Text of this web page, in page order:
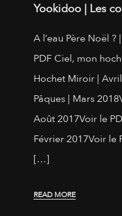
Yookidoo | Les
A l’eau Père Noël
PDF Ciel, mon
Hochet Miroir |
Pâques | Mars
Août 2017Voir le
Février 2017Voir le
[…]
READ MORE